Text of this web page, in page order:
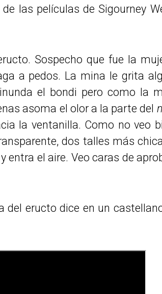
las películas de Sigourney
Sospecho que fue la
a pedos. La mina le grita
el bondi pero como la
asoma el olor a la parte del
la ventanilla. Como no veo
dos talles más
entra el aire. Veo caras de
eructo dice en un